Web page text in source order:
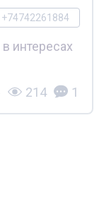
+74742261884
интересах
214 1